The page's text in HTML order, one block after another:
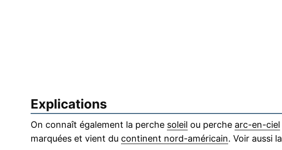
Explications
On connaît également la perche soleil ou perche arc-en-ciel
marquées et vient du continent nord-américain. Voir aussi la